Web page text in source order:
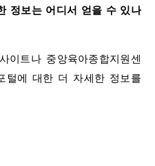
정보는 어디서 얻을 수 있나
이트나 중앙육아종합지원센
털에 대한 더 자세한 정보를